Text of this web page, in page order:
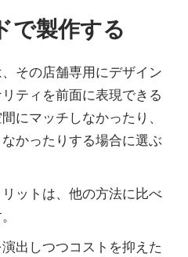
で製作する
その店舗専用にデザイン
ティを前面に表現できる
にマッチしなかったり、
かったりする場合に選ぶ
ットは、他の方法に比べ
出しつつコストを抑えた